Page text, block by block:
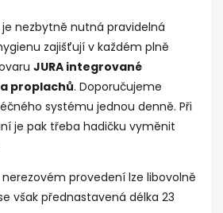
nezbytně nutná pravidelná
zajišťují v každém plně
JURA integrované
proplachů. Doporučujeme
systému jednou denně. Při
je pak třeba hadičku vyměnit
provedení lze libovolně
však přednastavená délka 23